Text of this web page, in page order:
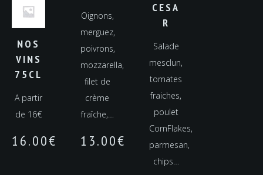
NOS
VINS
75CL
A partir
de 16€
16.00€
CESA
R
Salade
mesclun,
tomates
fraiches,
poulet
CornFlakes,
parmesan,
chips…
Oignons,
merguez,
poivrons,
mozzarella,
filet de
crème
fraîche,…
13.00€